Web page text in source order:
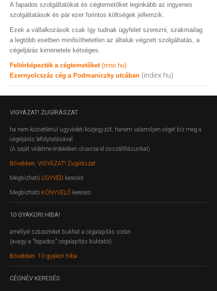
A fapados szolgáltatókat és cégtemetőket leginkább az ingyenes
szolgáltatások és pár ezer forintos költségek jellemzik.
Ezek a vállalkozások csak így tudnak ügyfelet szerezni, szakmailag
a legtöbb esetben minősíthetetlen az általuk végzett szolgáltatás, a
cégeljárás kimenetele kétséges.
Feltérképezték a cégtemetőket (mno.hu)
Ezernyolcszáz cég a Podmaniczky utcában (index.hu)
VIGYÁZAT! ZUGÍRÁSZAT
ha nem közvetlenül ügyvédet/közjegyzőt, hanem valamilyen céget bíz meg a
cégeljárás lefolytatásával.
(A saját védelme érdekében olvassa el összállításunkat)
Bővebben: VIGYÁZAT! Zugírászat
Megbízható ÜGYVÉD keresés
Megbízható KÖNYVELŐ keresés
10 GYAKORI HIBA!
amellyel százezreket bukhat a cégalapítás során.
(avagy a "fapados" cégalapítás buktatói)
Bővebben: 10 gyakori hiba
CÉGNÉV KERESÉS